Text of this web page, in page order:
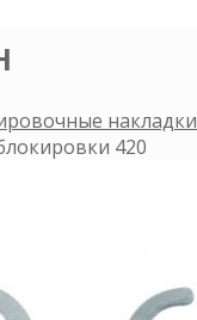
накладки
420